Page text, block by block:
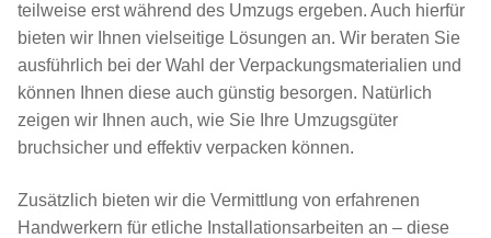
teilweise erst während des Umzugs ergeben. Auch hierfür
bieten wir Ihnen vielseitige Lösungen an. Wir beraten Sie
ausführlich bei der Wahl der Verpackungsmaterialien und
können Ihnen diese auch günstig besorgen. Natürlich
zeigen wir Ihnen auch, wie Sie Ihre Umzugsgüter
bruchsicher und effektiv verpacken können.
Zusätzlich bieten wir die Vermittlung von erfahrenen
Handwerkern für etliche Installationsarbeiten an – diese